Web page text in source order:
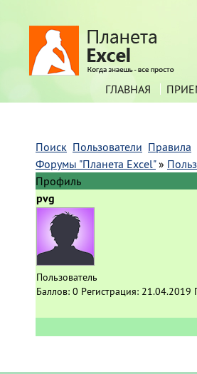
ГЛАВНАЯ
Поиск Пользователи Правила
Форумы "Планета Excel" »
Профиль
pvg
Пользователь
Баллов: 0 Регистрация: 21.04.2019